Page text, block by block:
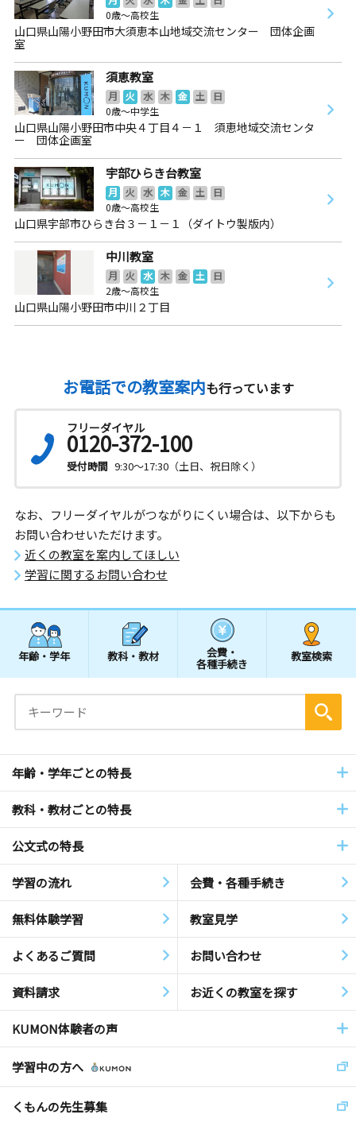
0歳～高校生
山口県山陽小野田市大須恵本山地域交流センター 団体企画
室
須恵教室
月 火 水 木 金 土
日
0歳～中学生
山口県山陽小野田市中央４丁目４－１ 須恵地域交流センタ
ー 団体企画室
宇部ひらき台教室
月 火 水 木 金 土
日
0歳～高校生
山口県宇部市ひらき台３－１－１（ダイトウ製版内）
中川教室
月 火 水 木 金 土
日
2歳～高校生
山口県山陽小野田市中川２丁目
お電話での教室案内も行っています
フリーダイヤル
0120-372-100
受付時間 9:30～17:30（土日、祝日除く）
なお、フリーダイヤルがつながりにくい場合は、以下からも
お問い合わせいただけます。
近くの教室を案内してほしい
学習に関するお問い合わせ
年齢・学年 教科・教材 会費・
各種手続き
教室検索
年齢・学年ごとの特長
教科・教材ごとの特長
公文式の特長
学習の流れ 会費・各種手続き
無料体験学習 教室見学
よくあるご質問 お問い合わせ
資料請求 お近くの教室を探す
KUMON体験者の声
学習中の方へ
くもんの先生募集